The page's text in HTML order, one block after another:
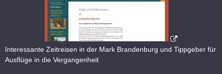
Interessante Zeitreisen in der Mark Brandenburg und Tippgeber für
Ausflüge in die Vergangenheit